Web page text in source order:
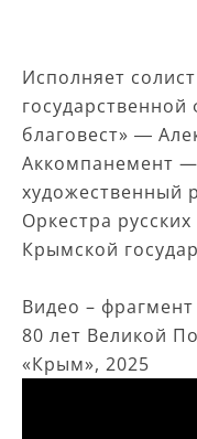
Исполняет
благовест» ―
Аккомпанемент
художественный
Оркестра
Крымской
Видео –
80 лет Великой
«Крым», 2025